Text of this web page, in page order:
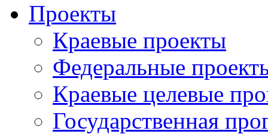
Проекты
Краевые проекты
Федеральные
Краевые целевые
Государственная